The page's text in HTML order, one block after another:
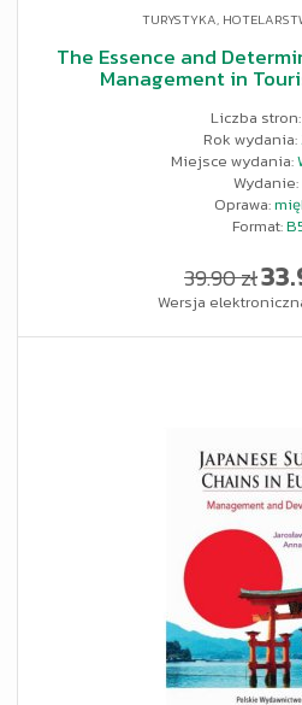
TURYSTYKA,
The Essence and
Management in
Liczba stron:
Rok wydania:
Miejsce wydania:
Wydanie:
Oprawa:
Format:
39.90 zł
Wersja